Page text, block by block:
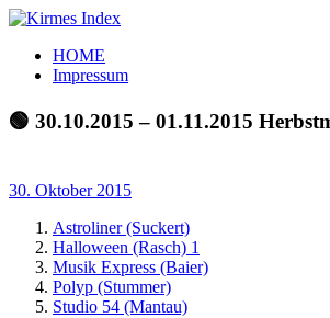
Zum
springen
Kirmes
Index
Tourpläne
der
letzten
HOME
Impressum
🟢 30.10.2015 – 01.11.2015
30. Oktober 2015
Astroliner (Suckert)
Halloween (Rasch) 1
Musik Express (Baier)
Polyp (Stummer)
Studio 54 (Mantau)